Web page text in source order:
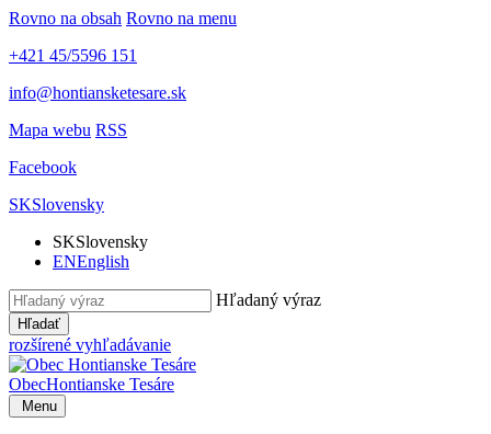
Rovno na obsah Rovno na menu
+421 45/5596 151
info@hontiansketesare.sk
Mapa webu RSS
Facebook
SKSlovensky
SKSlovensky
ENEnglish
Hľadaný výraz
Hľadať
rozšírené vyhľadávanie
ObecHontianske Tesáre
Menu